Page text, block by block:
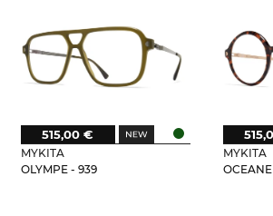
MYKITA
OLYMPE - 939
515,00 €
MYKITA